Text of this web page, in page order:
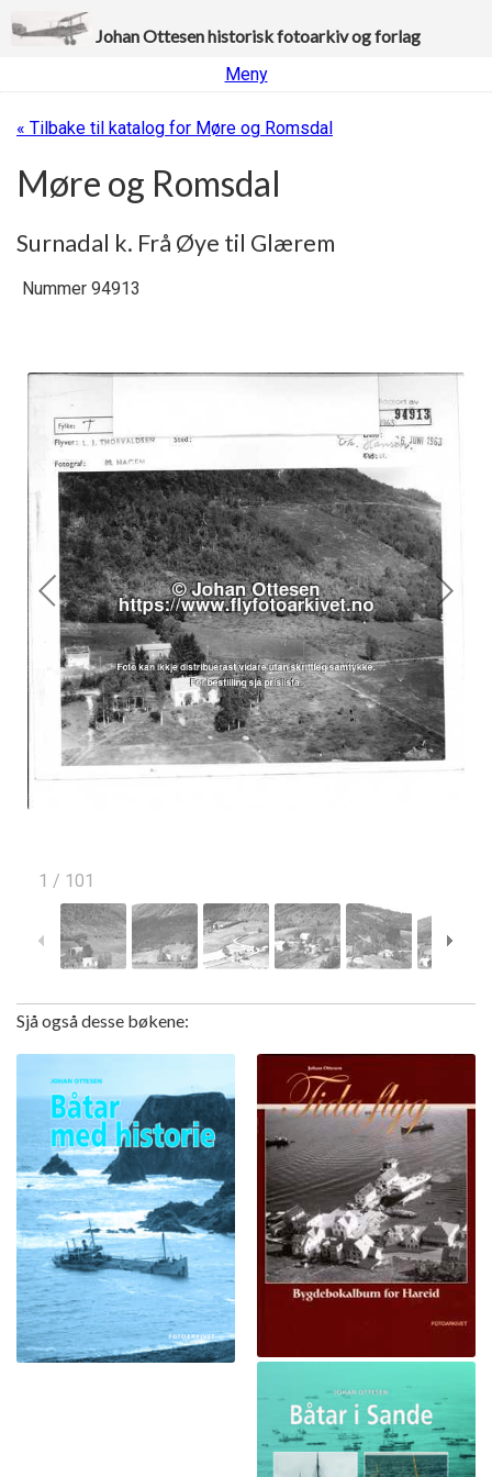
Johan Ottesen historisk fotoarkiv og forlag
Meny
« Tilbake til katalog for Møre og Romsdal
Møre og Romsdal
Surnadal k. Frå Øye til Glærem
1 / 101
Nummer 94913
Sjå også desse bøkene: